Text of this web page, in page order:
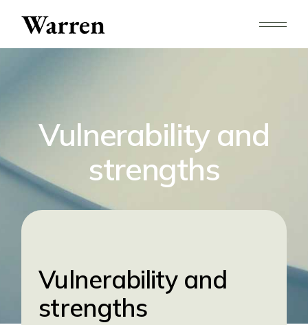
Vulnerability and
strengths
Vulnerability and
strengths